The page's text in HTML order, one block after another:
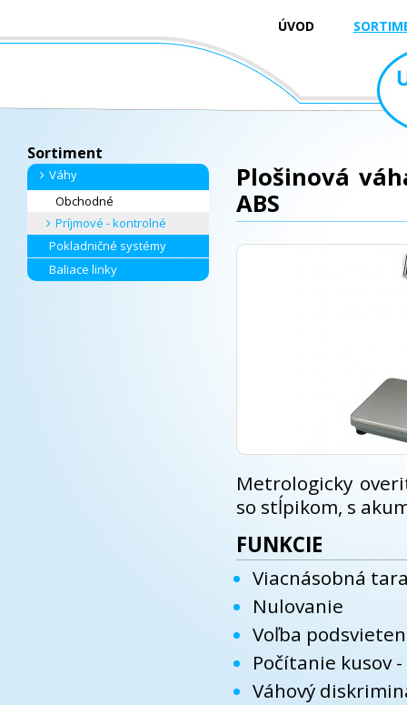
ÚVOD
Sortiment
Váhy
Obchodné
Príjmové - kontrolné
Pokladničné systémy
Baliace linky
Plošinová
ABS
Metrologicky
so stĺpikom, s
FUNKCIE
Viacnásobná
Nulovanie
Voľba
Počítanie kusov
Váhový